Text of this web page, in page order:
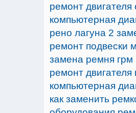
ремонт двигателя
компьютерная
рено лагуна 2
ремонт подвески
замена ремня грм
ремонт двигателя
компьютерная
как заменить